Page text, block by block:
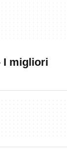
I migliori